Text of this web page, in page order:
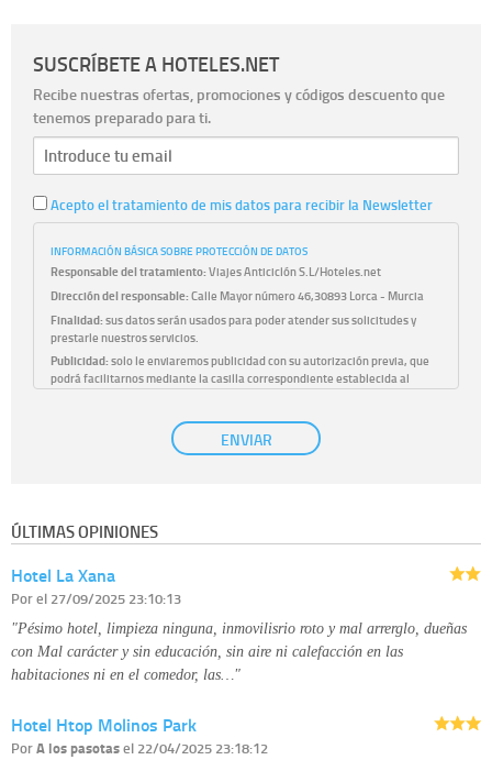
SUSCRÍBETE A HOTELES.NET
Recibe nuestras ofertas, promociones y códigos descuento que
tenemos preparado para ti.
Acepto el tratamiento de mis datos para recibir la Newsletter
INFORMACIÓN BÁSICA SOBRE PROTECCIÓN DE DATOS
Responsable del tratamiento:Viajes Anticiclón S.L/Hoteles.net
Dirección del responsable:Calle Mayor número 46,30893 Lorca - Murcia
Finalidad:sus datos serán usados para poder atender sus solicitudes y
prestarle nuestros servicios.
Publicidad:solo le enviaremos publicidad con su autorización previa, que
podrá facilitarnos mediante la casilla correspondiente establecida al
únicamente trataremos sus datos con su consentimiento
previo, que podrá facilitarnos mediante la casilla correspondiente
Derechos:tiene derecho a saber qué información tenemos sobre usted,
disponible en nuestra página web.
Información complementaria:
ENVIAR
ÚLTIMAS OPINIONES
Hotel La Xana
Porel 27/09/2025 23:10:13
"Pésimo hotel, limpieza ninguna, inmovilisrio roto y mal arrerglo, dueñas
con Mal carácter y sin educación, sin aire ni calefacción en las
habitaciones ni en el comedor, las…"
Hotel Htop Molinos Park
PorA los pasotasel 22/04/2025 23:18:12